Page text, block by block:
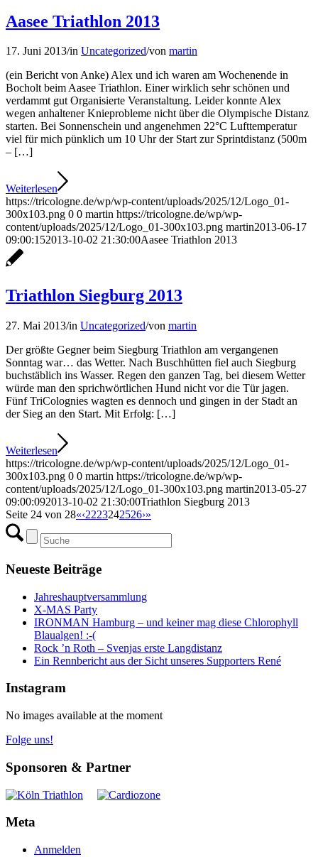
Aasee Triathlon 2013
17. Juni 2013/in Uncategorized/von martin
(ein Bericht von Anke) Alex und ich waren am Wochenende in
Bocholt beim Aasee Triathlon. Einer wirklich sehr schönen und
verdammt gut Organisierte Veranstaltung. Leider konnte Alex
wegen anhaltener Knieprobleme nicht über die Olympische Distanz
starten. Bei Sonnenschein und angenehmen 22°C Lufttemperatur
viel für mich pünklich um 10 Uhr der Start zur Sprintdistanz (500m
– […]
Weiterlesen
https://tricologne.de/wp/wp-content/uploads/2025/12/Logo_01-
300x103.png 0 0 martin https://tricologne.de/wp/wp-
content/uploads/2025/12/Logo_01-300x103.png martin2013-06-17
09:00:152013-10-02 21:30:00Aasee Triathlon 2013
Triathlon Siegburg 2013
27. Mai 2013/in Uncategorized/von martin
Der größte Gegner beim Siegburg Triathlon am vergangenen
Sonntag war… das Wetter. Nach Buschhütten fiel auch Siegburg
buchstäblich ins Wasser. Regen den ganzen Tag, bei diesem Wetter
würde man den sprichwörtlichen Hund nicht vor die Tür jagen.
Fünf TriColognies wagten es dennoch und gingen in der Stadt an
der Sieg an den Start. Mit Erfolg: […]
Weiterlesen
https://tricologne.de/wp/wp-content/uploads/2025/12/Logo_01-
300x103.png 0 0 martin https://tricologne.de/wp/wp-
content/uploads/2025/12/Logo_01-300x103.png martin2013-05-27
09:00:092013-10-02 21:30:00Triathlon Siegburg 2013
Seite 24 von 28«‹2223242526›»
Neueste Beiträge
Jahreshauptversammlung
X-MAS Party
IRONMAN Hamburg – und keiner mag diese Chlorophyll
Blaualgen! :-(
Rock ’n Roth – Svenjas erste Langdistanz
Ein Rennbericht aus der Sicht unseres Supporters René
Instagram
No images available at the moment
Folge uns!
Sponsoren & Partner
Meta
Anmelden